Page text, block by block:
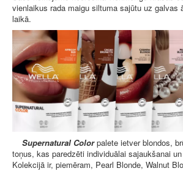
vienlaikus rada maigu siltuma sajūtu uz galvas
laikā.
Supernatural Colorpalete ietver blondos,
toņus, kas paredzēti individuālai sajaukšanai
Kolekcijā ir, piemēram, Pearl Blonde, Walnut